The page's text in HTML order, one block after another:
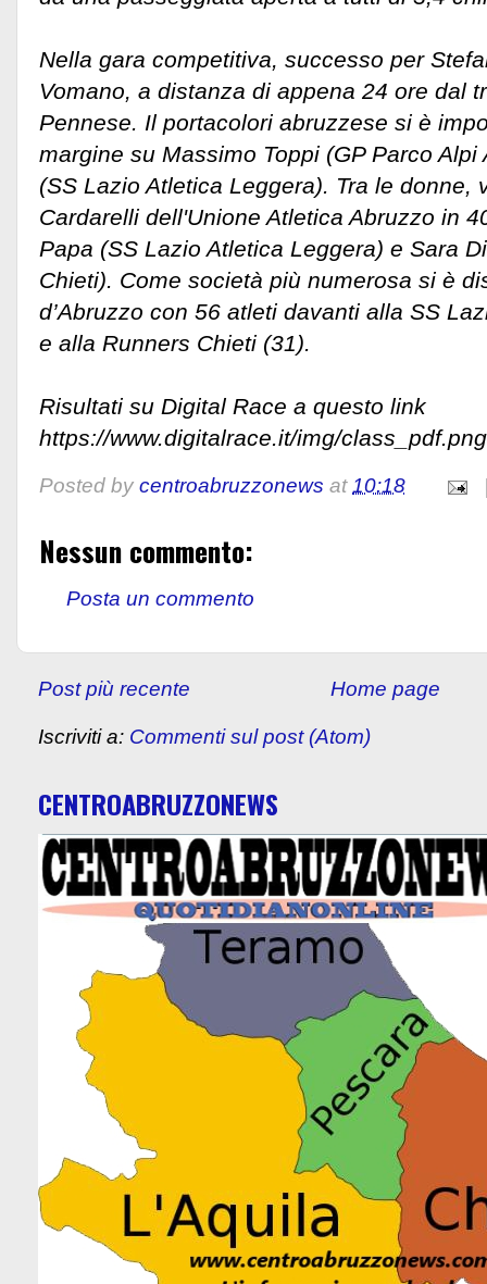
Nella gara competitiva, successo per
Vomano, a distanza di appena 24 ore dal
Pennese. Il portacolori abruzzese si è
margine su Massimo Toppi (GP Parco
(SS Lazio Atletica Leggera). Tra le donne,
Cardarelli dell'Unione Atletica Abruzzo in
Papa (SS Lazio Atletica Leggera) e Sara
Chieti). Come società più numerosa si è
d’Abruzzo con 56 atleti davanti alla SS
e alla Runners Chieti (31).
Risultati su Digital Race a questo link
https://www.digitalrace.it/img/class_pdf.png
Posted by centroabruzzonews at10:18
Nessun commento:
Posta un commento
Post più recente Home page
Iscriviti a: Commenti sul post (Atom)
CENTROABRUZZONEWS